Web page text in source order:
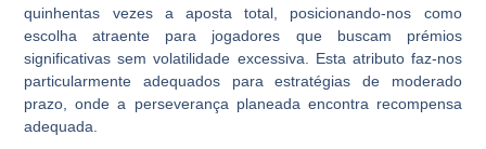
quinhentas vezes a aposta total , posicionando-nos como
escolha atraente para jogadores que buscam prémios
significativas sem volatilidade excessiva. Esta atributo faz-nos
particularmente adequados para estratégias de moderado
prazo, onde a perseverança planeada encontra recompensa
adequada.